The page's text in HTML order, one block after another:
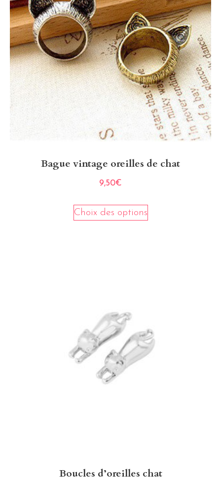
Bague vintage oreilles de chat
9,50€
Choix des options
Boucles d’oreilles chat